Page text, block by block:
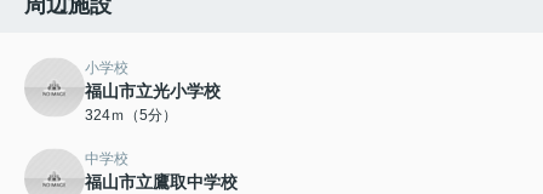
周辺施設
小学校
福山市立光小学校
324ｍ（5分）
中学校
福山市立鷹取中学校